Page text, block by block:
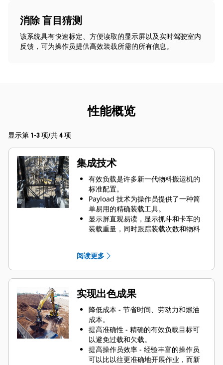
消除 盲目猜测
该系统具有快速标定、方便读取的显示屏以及实时驾驶室内
反馈，可为操作员提供高效装载所需的所有信息。
性能概览
显示第 1-3 项/共 4 项
集成技术
有效负载是许多新一代物料搬运机的
标准配置。
Payload 技术为操作员提供了一种简
单易用的精确装载工具。
显示屏直观易读，显示抓斗和卡车的
装载重量，同时跟踪装载次数和物料
合使用，包括桔皮式抓斗、蛤壳式抓
斗、拆除和分拣抓斗。
阅读更多
实现出色成果
降低成本 - 节省时间、劳动力和燃油
成本。
提高准确性 - 精确的有效负载目标可
以避免过载和欠载。
提高操作员效率 - 经验丰富的操作员
可以比以往更准确地开展作业，而新